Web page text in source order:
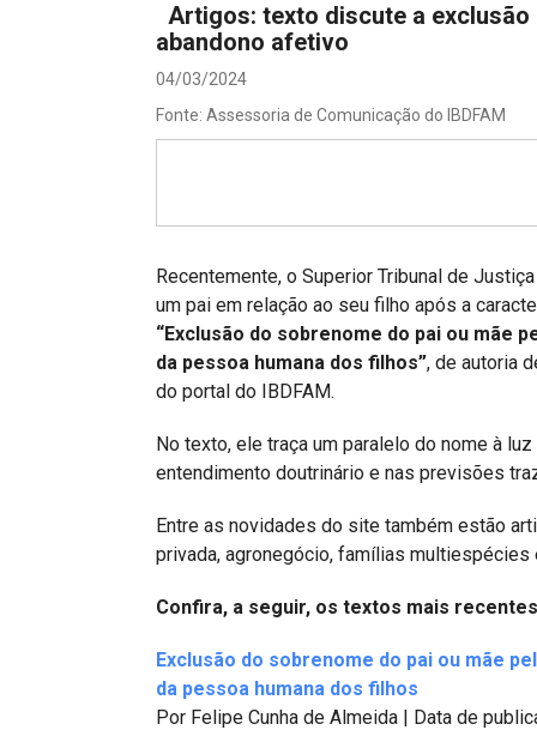
Processos - IBDFAM
Projetos do IBDFAM
Alienação Parental
Encontre um Escritório
Artigos: texto discute a exclusão
abandono afetivo
04/03/2024
Fonte: Assessoria de Comunicação do IBDFAM
Recentemente, o Superior Tribunal de
um pai em relação ao seu filho após a
“Exclusão do sobrenome do pai ou mãe
da pessoa humana dos filhos”, de autoria
do portal do IBDFAM.
No texto, ele traça um paralelo do nome à
entendimento doutrinário e nas previsões
Entre as novidades do site também estão
privada, agronegócio, famílias multiespécies
Confira, a seguir, os textos mais
Exclusão do sobrenome do pai ou mãe
da pessoa humana dos filhos
Por Felipe Cunha de Almeida | Data de